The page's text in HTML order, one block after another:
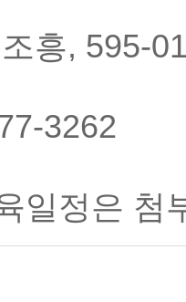
흥, 595-
3262
일정은 첨